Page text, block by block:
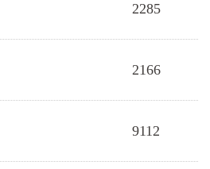
2285
2166
9112